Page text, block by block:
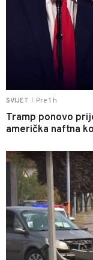
SVIJET Pre 1 h
Tramp ponovo
američka naftna